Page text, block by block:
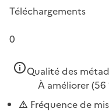
Téléchargements
0
Qualité des
À améliorer(56
Fréquence de